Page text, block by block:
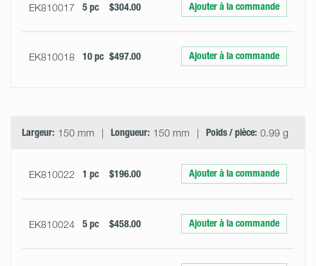
EK810017 5 pc $304.00 Ajouter à la commande
EK810018 10 pc $497.00 Ajouter à la commande
Largeur: 150 mm Longueur: 150 mm Poids / pièce: 0.99 g
EK810022 1 pc $196.00 Ajouter à la commande
EK810024 5 pc $458.00 Ajouter à la commande